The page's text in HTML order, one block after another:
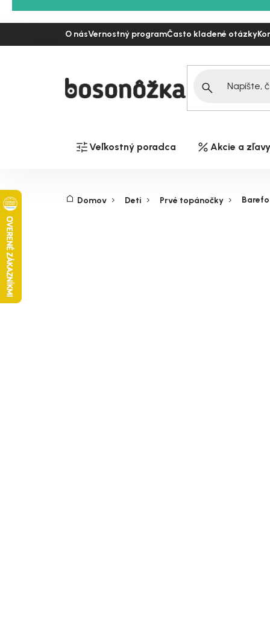
na
O násVernostný programČasto kladené otázky
Veľkostný poradca Akcie a zľavy
Domov Deti Prvé topánočky